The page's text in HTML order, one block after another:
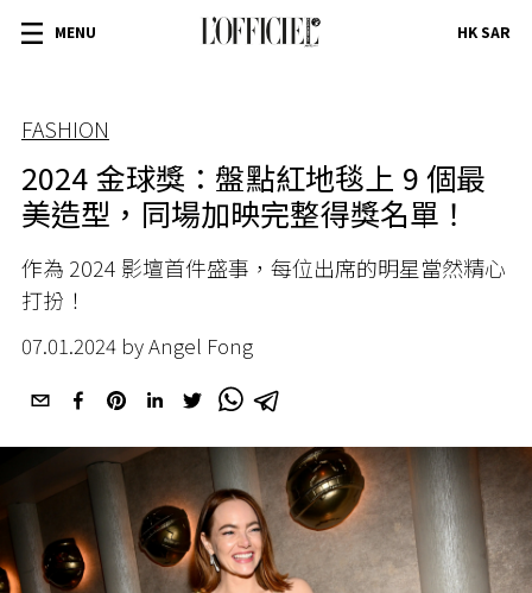
MENU HK SAR
FASHION
2024 金球獎：盤點紅地毯上 9 個最
美造型，同場加映完整得獎名單！
作為 2024 影壇首件盛事，每位出席的明星當然精心
打扮！
07.01.2024 by Angel Fong